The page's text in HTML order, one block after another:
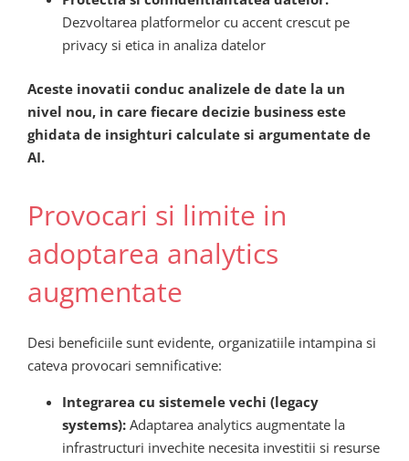
Dezvoltarea platformelor cu accent crescut pe
privacy si etica in analiza datelor
Aceste inovatii conduc analizele de date la un
nivel nou, in care fiecare decizie business este
ghidata de insighturi calculate si argumentate de
AI.
Provocari si limite in
adoptarea analytics
augmentate
Desi beneficiile sunt evidente, organizatiile intampina si
cateva provocari semnificative:
Integrarea cu sistemele vechi (legacy
systems):Adaptarea analytics augmentate la
infrastructuri invechite necesita investitii si resurse